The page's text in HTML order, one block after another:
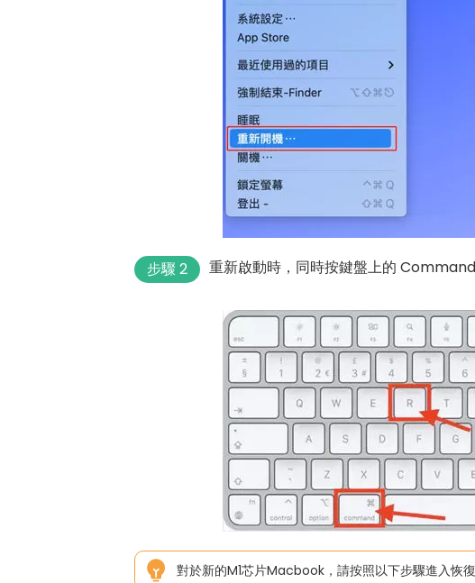
步驟 2 重新啟動時，同時按鍵盤上的
對於新的M1芯片Macbook，請按照以下步驟進入恢